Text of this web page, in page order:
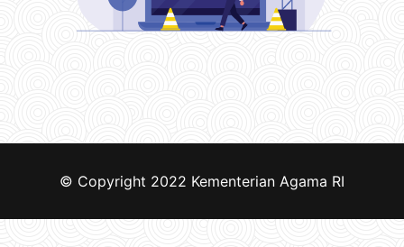
© Copyright 2022 Kementerian Agama RI